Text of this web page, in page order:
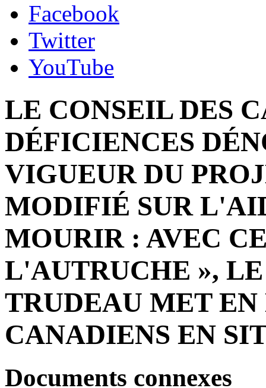
Facebook
Twitter
YouTube
LE CONSEIL DES
DÉFICIENCES
VIGUEUR DU
MODIFIÉ SUR
MOURIR : AVEC
L'AUTRUCHE »,
TRUDEAU MET
CANADIENS EN
Documents connexes